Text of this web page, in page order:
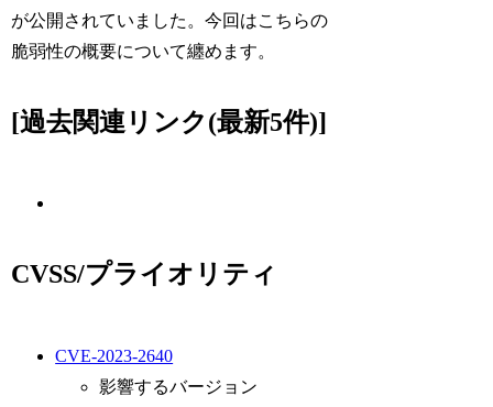
が公開されていました。今回はこちらの
脆弱性の概要について纏めます。
[過去関連リンク(最新5件)]
CVSS/プライオリティ
CVE-2023-2640
影響するバージョン